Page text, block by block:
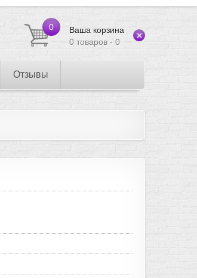
0
Ваша корзина
0 товаров - 0
Отзывы